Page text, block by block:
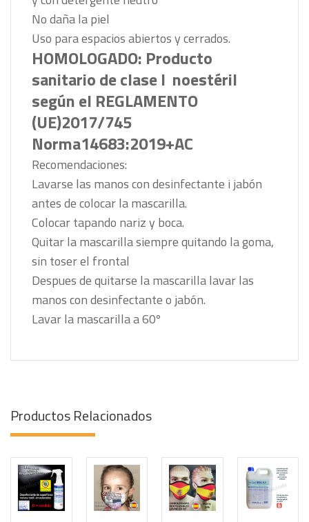
No daña la piel
Uso para espacios abiertos y cerrados.
HOMOLOGADO: Producto
sanitario de clase I noestéril
según el REGLAMENTO
(UE)2017/745
Norma14683:2019+AC
Recomendaciones:
Lavarse las manos con desinfectante i jabón
antes de colocar la mascarilla.
Colocar tapando nariz y boca.
Quitar la mascarilla siempre quitando la goma,
sin toser el frontal
Despues de quitarse la mascarilla lavar las
manos con desinfectante o jabón.
Lavar la mascarilla a 60º
Productos Relacionados